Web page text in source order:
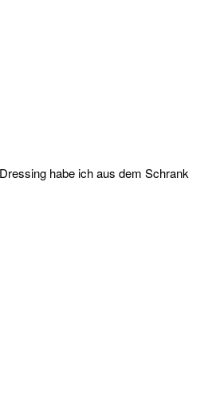
habe ich aus dem Schrank